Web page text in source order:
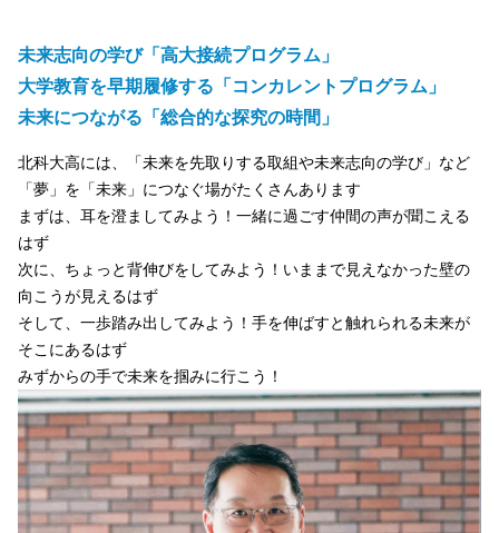
未来志向の学び「高大接続プログラム」
大学教育を早期履修する「コンカレントプログラム」
未来につながる「総合的な探究の時間」
北科大高には、「未来を先取りする取組や未来志向の学び」など
「夢」を「未来」につなぐ場がたくさんあります
まずは、耳を澄ましてみよう！一緒に過ごす仲間の声が聞こえる
はず
次に、ちょっと背伸びをしてみよう！いままで見えなかった壁の
向こうが見えるはず
そして、一歩踏み出してみよう！手を伸ばすと触れられる未来が
そこにあるはず
みずからの手で未来を掴みに行こう！